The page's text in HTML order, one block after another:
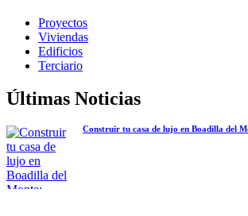
Proyectos
Viviendas
Edificios
Terciario
Últimas Noticias
Construir tu casa de lujo en Boadilla del